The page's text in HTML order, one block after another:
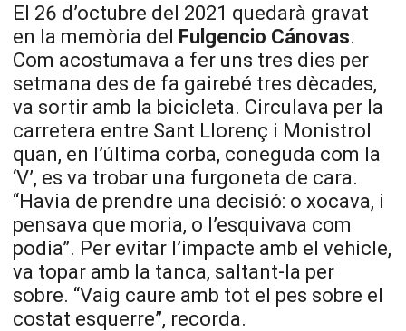
El 26 d’octubre del 2021 quedarà gravat
en la memòria del Fulgencio Cánovas.
Com acostumava a fer uns tres dies per
setmana des de fa gairebé tres dècades,
va sortir amb la bicicleta. Circulava per la
carretera entre Sant Llorenç i Monistrol
quan, en l’última corba, coneguda com la
‘V’, es va trobar una furgoneta de cara.
“Havia de prendre una decisió: o xocava, i
pensava que moria, o l’esquivava com
podia”. Per evitar l’impacte amb el vehicle,
va topar amb la tanca, saltant-la per
sobre. “Vaig caure amb tot el pes sobre el
costat esquerre”, recorda.